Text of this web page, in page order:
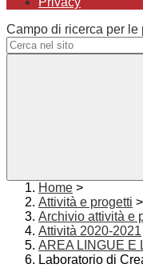
Campo di ricerca per le
Home >
Attività e progetti >
Archivio attività e
Attività 2020-2021
AREA LINGUE E
Laboratorio di